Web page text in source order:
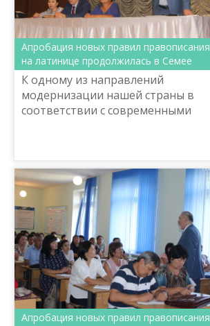
Апробация новых правил правописания
на латинице продолжилась в Семее
К одному из направлений
модернизации нашей страны в
соответствии с современными
переходе алфавита ...
Апробация новых правил правописания